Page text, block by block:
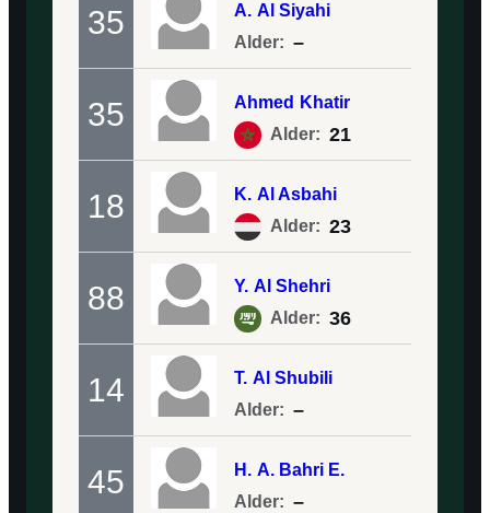
35 A. Al Siyahi
Alder: –
35 Ahmed
Khatir
Alder: 21
18 K. Al Asbahi
Alder: 23
88 Y. Al Shehri
Alder: 36
14 T. Al Shubili
Alder: –
45 H. A. Bahri E.
Alder: –